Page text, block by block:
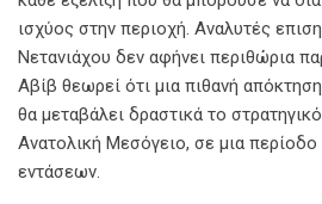
ισχύος στην περιοχή. Αναλυτές
Νετανιάχου δεν αφήνει περιθώρια
Αβίβ θεωρεί ότι μια πιθανή
θα μεταβάλει δραστικά το
Ανατολική Μεσόγειο, σε μια
εντάσεων.